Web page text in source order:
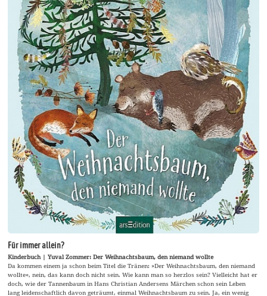
Für immer allein?
Kinderbuch | Yuval Zommer: Der Weihnachtsbaum, den niemand wollte
Da kommen einem ja schon beim Titel die Tränen: »Der Weihnachtsbaum, den niemand
wollte«, nein, das kann doch nicht sein. Wie kann man so herzlos sein? Vielleicht hat er
doch, wie der Tannenbaum in Hans Christian Andersens Märchen schon sein Leben
lang leidenschaftlich davon geträumt, einmal Weihnachtsbaum zu sein. Ja, ein wenig